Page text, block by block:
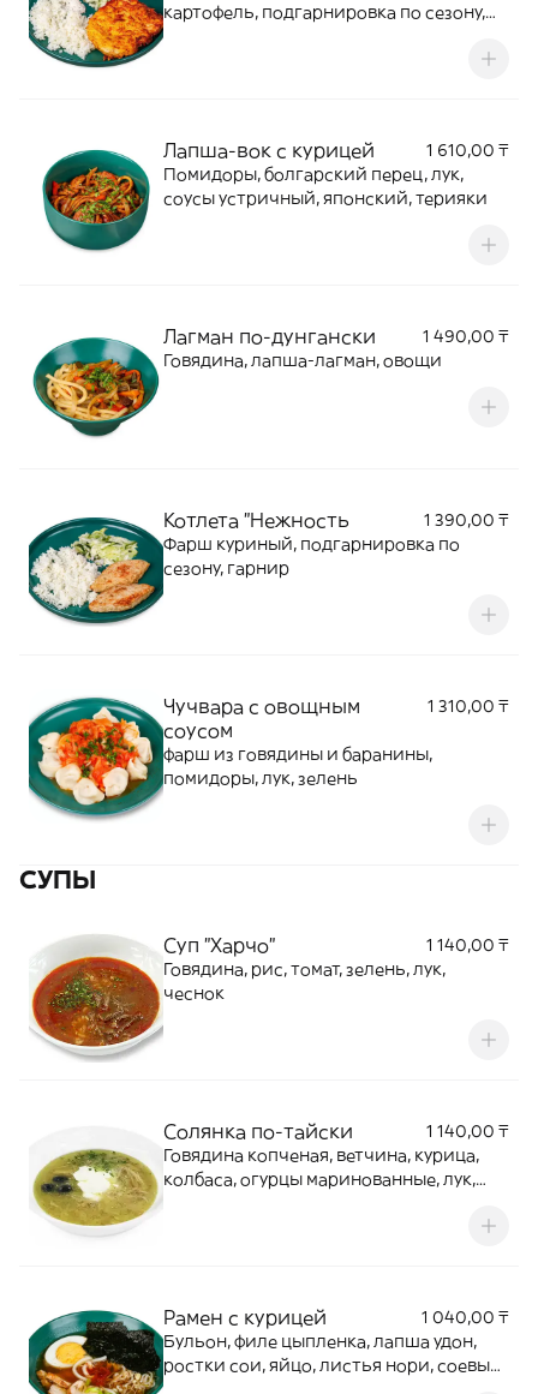
картофель, подгарнировка по сезону,
Лапша-вок с курицей
1 610,00 ₸
Помидоры, болгарский перец, лук,
соусы устричный, японский, терияки
Лагман по-дунгански
1 490,00 ₸
Говядина, лапша-лагман, овощи
Котлета "Нежность
1 390,00 ₸
Фарш куриный, подгарнировка по
сезону, гарнир
Чучвара с овощным
соусом
1 310,00 ₸
фарш из говядины и баранины,
помидоры, лук, зелень
СУПЫ
Суп "Харчо"
1 140,00 ₸
Говядина, рис, томат, зелень, лук,
чеснок
Солянка по-тайски
1 140,00 ₸
Говядина копченая, ветчина, курица,
колбаса, огурцы маринованные, лук,
Рамен с курицей
1 040,00 ₸
Бульон, филе цыпленка, лапша удон,
ростки сои, яйцо, листья нори, соевый